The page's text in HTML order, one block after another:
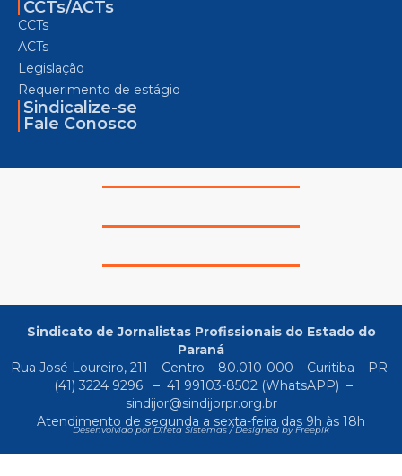
CCTs/ACTs
CCTs
ACTs
Legislação
Requerimento de estágio
Sindicalize-se
Fale Conosco
Sindicato de Jornalistas Profissionais do Estado do
Paraná
Rua José Loureiro, 211 – Centro – 80.010-000 – Curitiba – PR
(41) 3224 9296
– 41 99103-8502(WhatsAPP) –
sindijor@sindijorpr.org.br
Atendimento de segunda a sexta-feira das 9h às 18h
Desenvolvido por Direta Sistemas /Designed by Freepik